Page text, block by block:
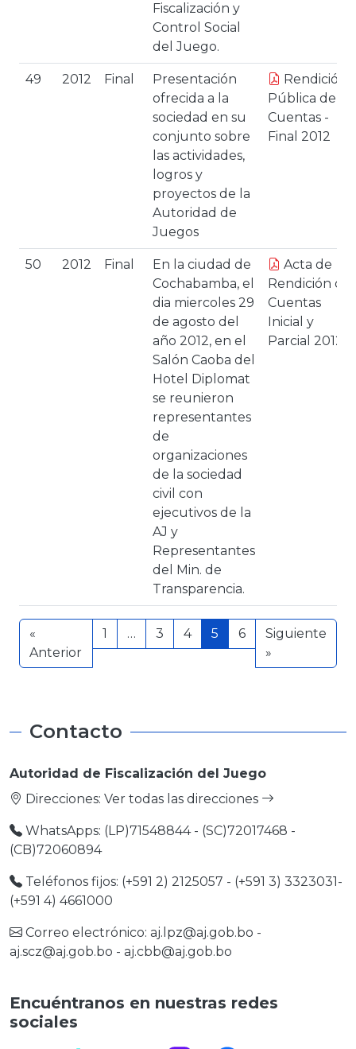
Fiscalización y
Control Social
del Juego.
49 2012 Final
Presentación
ofrecida a la
sociedad en su
conjunto sobre
las actividades,
logros y
proyectos de la
Autoridad de
Juegos
Rendición
Pública de
Cuentas -
Final 2012
50 2012 Final
En la ciudad de
Cochabamba, el
dia miercoles 29
de agosto del
año 2012, en el
Salón Caoba del
Hotel Diplomat
se reunieron
representantes
de
organizaciones
de la sociedad
civil con
ejecutivos de la
AJ y
Representantes
del Min. de
Transparencia.
Acta de
Rendición de
Cuentas
Inicial y
Parcial 2012
«
Anterior
1 … 3 4 5 6
Siguiente
»
Contacto
Autoridad de Fiscalización del Juego
Direcciones: Ver todas las direcciones
WhatsApps: (LP)71548844 - (SC)72017468 -
(CB)72060894
Teléfonos fijos: (+591 2) 2125057 - (+591 3) 3323031-
(+591 4) 4661000
Correo electrónico: aj.lpz@aj.gob.bo -
aj.scz@aj.gob.bo - aj.cbb@aj.gob.bo
Encuéntranos en nuestras redes
sociales